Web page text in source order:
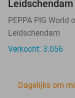
Leidschendam
PEPPA PIG World
Leidschendam
Verkocht: 3.056
Dagelijks om